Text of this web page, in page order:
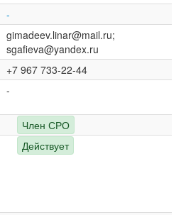
-
gimadeev.linar@mail.ru;
sgafieva@yandex.ru
+7 967 733-22-44
-
Член СРО
Действует